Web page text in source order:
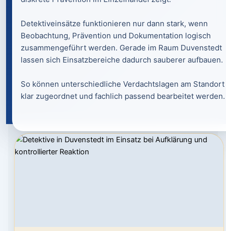
Detektiveinsätze funktionieren nur dann stark, wenn
Beobachtung, Prävention und Dokumentation logisch
zusammengeführt werden. Gerade im Raum Duvenstedt
lassen sich Einsatzbereiche dadurch sauberer aufbauen.
So können unterschiedliche Verdachtslagen am Standort
klar zugeordnet und fachlich passend bearbeitet werden.